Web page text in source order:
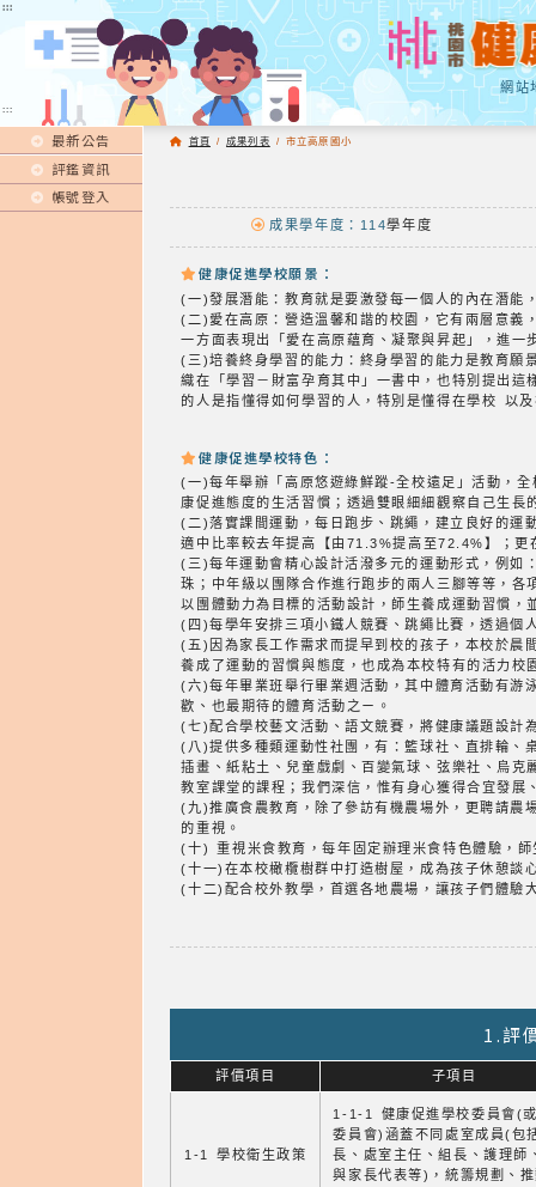
:::
網站
:::
最新公告
評鑑資訊
帳號登入
首頁 / 成果列表 / 市立高原國小
成果學年度：114學年度
健康促進學校願景：
(一)發展潛能：教育就是要激發每一個人的內在潛
(二)愛在高原：營造溫馨和諧的校園，它有兩層意義
一方面表現出「愛在高原蘊育、凝聚與昇起」，進
(三)培養終身學習的能力：終身學習的能力是教育願
織在「學習－財富孕育其中」一書中，也特別提出
的人是指懂得如何學習的人，特別是懂得在學校 以
健康促進學校特色：
(一)每年舉辦「高原悠遊綠鮮蹤-全校遠足」活動，
康促進態度的生活習慣；透過雙眼細細觀察自己生長
(二)落實課間運動，每日跑步、跳繩，建立良好的運
適中比率較去年提高【由71.3%提高至72.4%】；更
(三)每年運動會精心設計活潑多元的運動形式，例如
珠；中年級以團隊合作進行跑步的兩人三腳等等，
以團體動力為目標的活動設計，師生養成運動習慣，
(四)每學年安排三項小鐵人競賽、跳繩比賽，透過個
(五)因為家長工作需求而提早到校的孩子，本校於晨
養成了運動的習慣與態度，也成為本校特有的活力校
(六)每年畢業班舉行畢業週活動，其中體育活動有游
歡、也最期待的體育活動之ㄧ。
(七)配合學校藝文活動、語文競賽，將健康議題設計
(八)提供多種類運動性社團，有：籃球社、直排輪、
插畫、紙粘土、兒童戲劇、百變氣球、弦樂社、烏
教室課堂的課程；我們深信，惟有身心獲得合宜發展
(九)推廣食農教育，除了參訪有機農場外，更聘請農
的重視。
(十) 重視米食教育，每年固定辦理米食特色體驗，
(十一)在本校橄欖樹群中打造樹屋，成為孩子休憩談
(十二)配合校外教學，首選各地農場，讓孩子們體驗
1.評
評價項目 子項目
1-1 學校衛生政策
1-1-1 健康促進學校委員會(
委員會)涵蓋不同處室成員(包
長、處室主任、組長、護理師
與家長代表等)，統籌規劃、
:::